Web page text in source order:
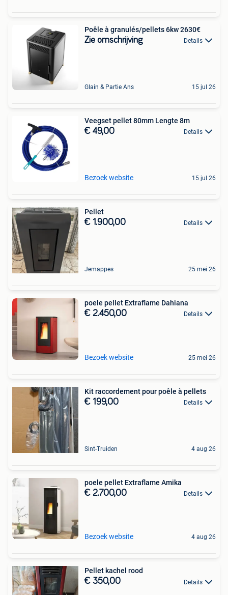
Poêle à granulés/pellets 6kw 2630€
Zie omschrijving Details
Glain & Partie Ans 15 jul 26
Veegset pellet 80mm Lengte 8m
€ 49,00 Details
Bezoek website 15 jul 26
Pellet
€ 1.900,00 Details
Jemappes 25 mei 26
poele pellet Extraflame Dahiana
€ 2.450,00 Details
Bezoek website 25 mei 26
Kit raccordement pour poêle à pellets
€ 199,00 Details
Sint-Truiden 4 aug 26
poele pellet Extraflame Amika
€ 2.700,00 Details
Bezoek website 4 aug 26
Pellet kachel rood
€ 350,00 Details